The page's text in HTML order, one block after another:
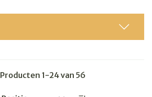
Producten 1-24van 56